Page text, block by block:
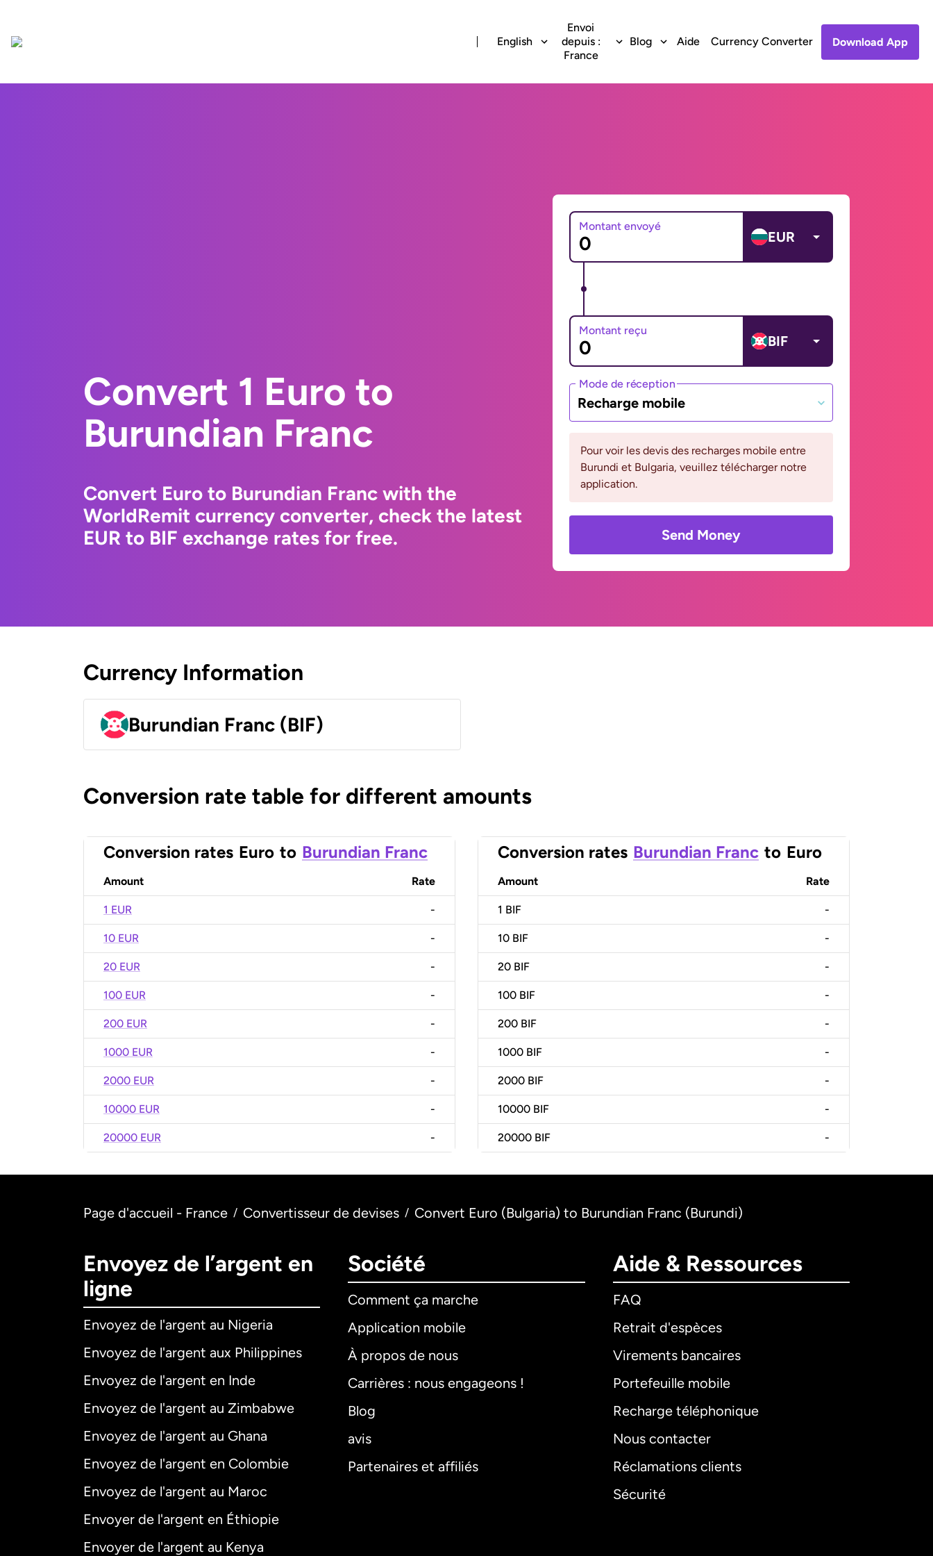
English
Envoi
depuis :
France
Blog Aide Currency Converter Download App
Convert 1 Euro to
Burundian Franc
Convert Euro to Burundian Franc with the
WorldRemit currency converter, check the latest
EUR to BIF exchange rates for free.
Montant envoyé
EUR
Montant reçu
BIF
Mode de réception
Recharge mobile
Pour voir les devis des recharges mobile entre
Burundi et Bulgaria, veuillez télécharger notre
application.
Send Money
Currency Information
Burundian Franc (BIF)
Conversion rate table for different amounts
Conversion rates Euro to Burundian Franc
Amount Rate
1 EUR -
10 EUR -
20 EUR -
100 EUR -
200 EUR -
1000 EUR -
2000 EUR -
10000 EUR -
20000 EUR -
Conversion rates Burundian Franc to Euro
Amount Rate
1 BIF -
10 BIF -
20 BIF -
100 BIF -
200 BIF -
1000 BIF -
2000 BIF -
10000 BIF -
20000 BIF -
Page d'accueil - France / Convertisseur de devises / Convert Euro (Bulgaria) to Burundian Franc (Burundi)
Envoyez de l’argent en
ligne
Envoyez de l'argent au Nigeria
Envoyez de l'argent aux Philippines
Envoyez de l'argent en Inde
Envoyez de l'argent au Zimbabwe
Envoyez de l'argent au Ghana
Envoyez de l'argent en Colombie
Envoyez de l'argent au Maroc
Envoyer de l'argent en Éthiopie
Envoyer de l'argent au Kenya
Société
Comment ça marche
Application mobile
À propos de nous
Carrières : nous engageons !
Blog
avis
Partenaires et affiliés
Aide & Ressources
FAQ
Retrait d'espèces
Virements bancaires
Portefeuille mobile
Recharge téléphonique
Nous contacter
Réclamations clients
Sécurité